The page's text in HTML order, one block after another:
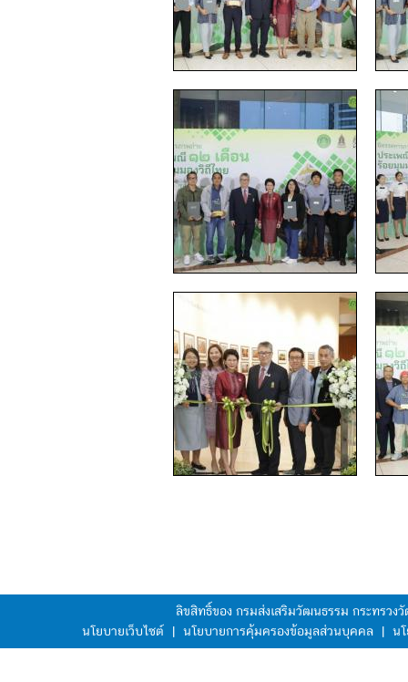
ลิขสิทธิ์ของ กรมส่งเสริมวัฒนธรรม กระทรว
นโยบายเว็บไซต์
| นโยบายการคุ้มครองข้อมูลส่วนบุคคล | น